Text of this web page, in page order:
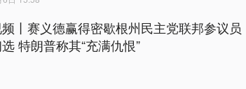
丨赛义德赢得密歇根州民主党联邦参议员
特朗普称其“充满仇恨”